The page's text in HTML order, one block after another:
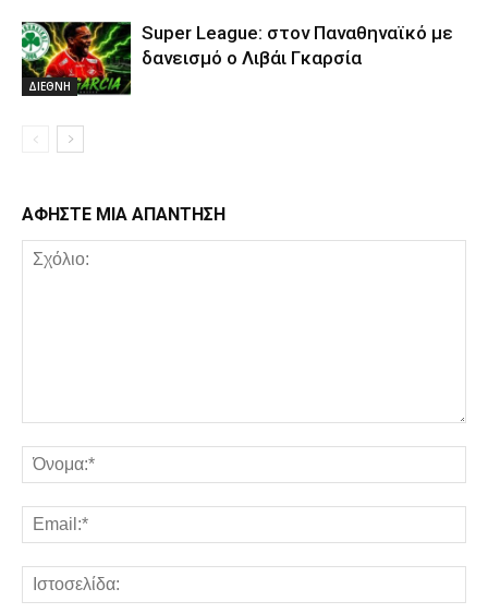
ΔΙΕΘΝΗ
Super League: στον Παναθηναϊκό με
δανεισμό ο Λιβάι Γκαρσία
ΑΦΗΣΤΕ ΜΙΑ ΑΠΑΝΤΗΣΗ